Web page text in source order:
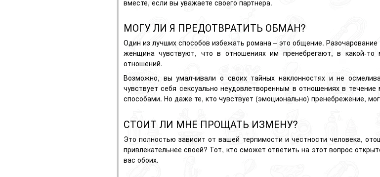
вместе, если вы уважаете своего партнера.
МОГУ ЛИ Я ПРЕДОТВРАТИТЬ ОБМАН?
Один из лучших способов избежать романа – это общение.
женщина чувствуют, что в отношениях им пренебрегают, в какой-
отношений.
Возможно, вы умалчивали о своих тайных наклонностях и не
чувствует себя сексуально неудовлетворенным в отношениях в
способами. Но даже те, кто чувствует (эмоционально) пренебрежение,
СТОИТ ЛИ МНЕ ПРОЩАТЬ ИЗМЕНУ?
Это полностью зависит от вашей терпимости и честности человека,
привлекательнее своей? Тот, кто сможет ответить на этот вопрос
вас обоих.